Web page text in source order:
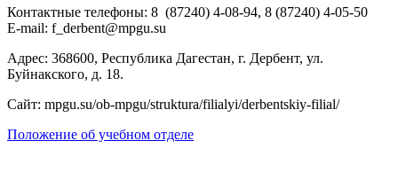
Контактные телефоны: 8 (87240) 4-08-94, 8 (87240) 4-05-50
E-mail: f_derbent@mpgu.su
Адрес: 368600, Республика Дагестан, г. Дербент, ул.
Буйнакского, д. 18.
Сайт: mpgu.su/ob-mpgu/struktura/filialyi/derbentskiy-filial/
Положение об учебном отделе